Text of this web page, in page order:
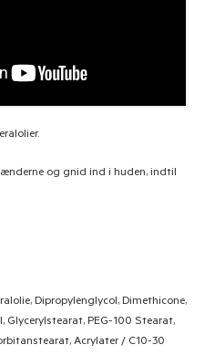
og gnid ind i huden, indtil
Dipropylenglycol, Dimethicone,
Glycerylstearat, PEG-100 Stearat,
Acrylater / C10-30